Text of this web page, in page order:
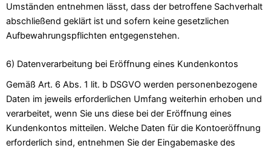
Umständen entnehmen lässt, dass der betroffene Sachverhalt
abschließend geklärt ist und sofern keine gesetzlichen
Aufbewahrungspflichten entgegenstehen.
6) Datenverarbeitung bei Eröffnung eines Kundenkontos
Gemäß Art. 6 Abs. 1 lit. b DSGVO werden personenbezogene
Daten im jeweils erforderlichen Umfang weiterhin erhoben und
verarbeitet, wenn Sie uns diese bei der Eröffnung eines
Kundenkontos mitteilen. Welche Daten für die Kontoeröffnung
erforderlich sind, entnehmen Sie der Eingabemaske des